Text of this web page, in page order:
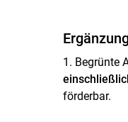
1. Begrünte
förderbar.